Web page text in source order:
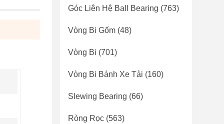
Góc Liên Hệ Ball Bearing (763)
Vòng Bi Gốm (48)
Vòng Bi (701)
Vòng Bi Bánh Xe Tải (160)
Slewing Bearing (66)
Ròng Rọc (563)